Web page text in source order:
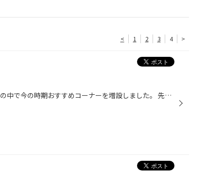
< 1 2 3 4 >
店内をプチ改装致しました。 その中で今の時期おすすめコーナーを増設しました。 先日ご案内させて頂きましたKIDベルトやミニ加湿器でお子様も快適にお過ごし出来ます。 今回のおすすめは スマホホルダーです。 このホルダーを普通に使うも良し！ もう一つは使わなくなったスマホのカメラ機能を使っ...